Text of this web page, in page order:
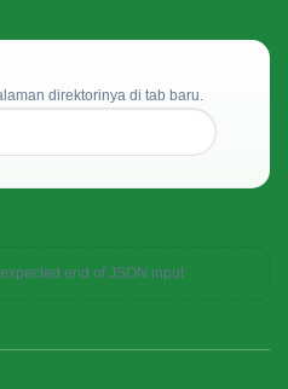
direktorinya di tab baru.
end of JSON input